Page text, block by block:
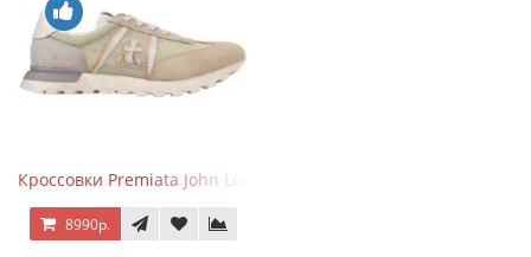
Кроссовки Premiata John Low Sand
8990р.